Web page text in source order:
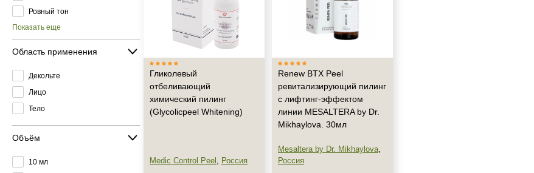
Ровный тон
Показать еще
Область применения
Декольте
Лицо
Тело
Объём
10 мл
Гликолевый
отбеливающий
химический пилинг
(Glycolicpeel Whitening)
Medic Control Peel , Россия
Renew BTX Peel
ревитализирующий пилинг
с лифтинг-эффектом
линии MESALTERA by Dr.
Mikhaylova. 30мл
Mesaltera by Dr. Mikhaylova,
Россия